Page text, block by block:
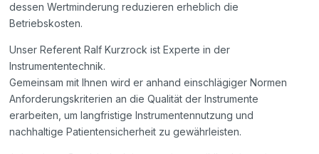
dessen Wertminderung reduzieren erheblich die
Betriebskosten.
Unser Referent Ralf Kurzrock ist Experte in der
Instrumententechnik.
Gemeinsam mit Ihnen wird er anhand einschlägiger Normen
Anforderungskriterien an die Qualität der Instrumente
erarbeiten, um langfristige Instrumentennutzung und
nachhaltige Patientensicherheit zu gewährleisten.